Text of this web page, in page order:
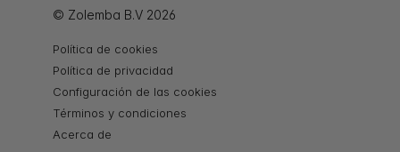
© Zolemba B.V 2026
Política de cookies
Política de privacidad
Configuración de las cookies
Términos y condiciones
Acerca de